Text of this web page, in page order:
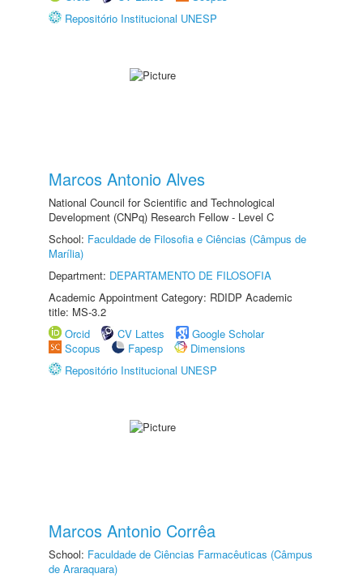
Repositório Institucional UNESP
Marcos Antonio Alves
National Council for Scientific and Technological
Development (CNPq) Research Fellow - Level C
School: Faculdade de Filosofia e Ciências (Câmpus de
Marília)
Department: DEPARTAMENTO DE FILOSOFIA
Academic Appointment Category: RDIDP Academic
title: MS-3.2
Orcid
CV Lattes
Google Scholar
Scopus
Fapesp
Dimensions
Repositório Institucional UNESP
Marcos Antonio Corrêa
School: Faculdade de Ciências Farmacêuticas (Câmpus
de Araraquara)